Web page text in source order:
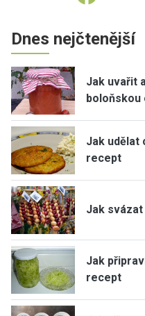
Dnes nejčtenější
Jak uvařit
boloňskou
Jak udělat
recept
Jak svázat
Jak
recept